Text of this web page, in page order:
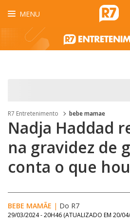
MENU
R7 Entretenimento bebe mamae
Nadja Haddad
na gravidez de
conta o que
BEBE MAMÃE | Do R7
29/03/2024 - 20H46 (ATUALIZADO EM 20/